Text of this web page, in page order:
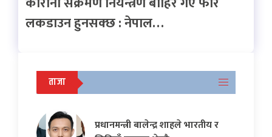
लकडाउन हुनसक्छ : नेपाल…
ताजा
प्रधानमन्त्री बालेन्द्र शाहले भारतीय र